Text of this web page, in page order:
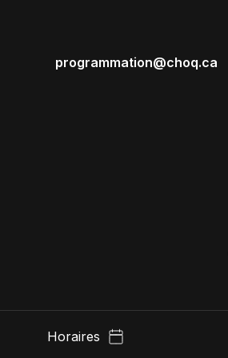
Horaires
programmation@choq.ca